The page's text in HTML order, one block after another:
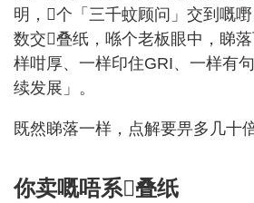
明，𠮶个「三千蚊顾问」交到嘅
数交𠮶叠纸，喺个老板眼中，睇
样咁厚、一样印住GRI、一样有
续发展」。
既然睇落一样，点解要畀多几十
你卖嘅唔系𠮶叠纸